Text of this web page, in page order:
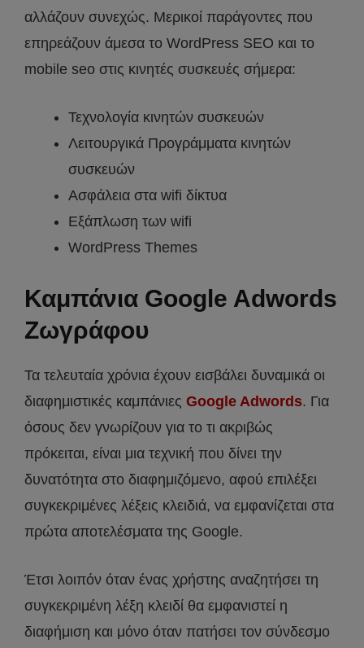
αλλάζουν συνεχώς. Μερικοί παράγοντες που
επηρεάζουν άμεσα το WordPress SEO και το
mobile seo στις κινητές συσκευές σήμερα:
Τεχνολογία κινητών συσκευών
Λειτουργικά Προγράμματα κινητών
συσκευών
Ασφάλεια στα wifi δίκτυα
Εξάπλωση των wifi
WordPress Themes
Καμπάνια Google Adwords
Ζωγράφου
Τα τελευταία χρόνια έχουν εισβάλει δυναμικά οι
διαφημιστικές καμπάνιες Google Adwords. Για
όσους δεν γνωρίζουν για το τι ακριβώς
πρόκειται, είναι μια τεχνική που δίνει την
δυνατότητα στο διαφημιζόμενο, αφού επιλέξει
συγκεκριμένες λέξεις κλειδιά, να εμφανίζεται στα
πρώτα αποτελέσματα της Google.
Έτσι λοιπόν όταν ένας χρήστης αναζητήσει τη
συγκεκριμένη λέξη κλειδί θα εμφανιστεί η
διαφήμιση και μόνο όταν πατήσει τον σύνδεσμο